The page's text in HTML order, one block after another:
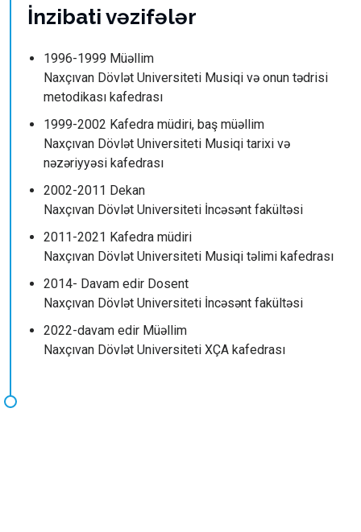
İnzibati vəzifələr
1996-1999 Müəllim
Naxçıvan Dövlət Universiteti Musiqi və onun tədrisi
metodikası kafedrası
1999-2002 Kafedra müdiri, baş müəllim
Naxçıvan Dövlət Universiteti Musiqi tarixi və
nəzəriyyəsi kafedrası
2002-2011 Dekan
Naxçıvan Dövlət Universiteti İncəsənt fakültəsi
2011-2021 Kafedra müdiri
Naxçıvan Dövlət Universiteti Musiqi təlimi kafedrası
2014- Davam edir Dosent
Naxçıvan Dövlət Universiteti İncəsənt fakültəsi
2022-davam edir Müəllim
Naxçıvan Dövlət Universiteti XÇA kafedrası